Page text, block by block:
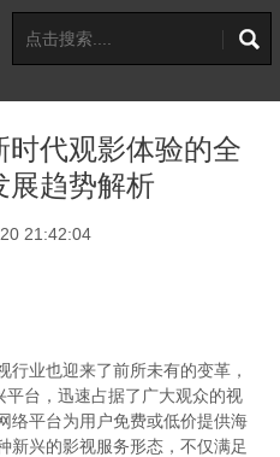
代观影体验的全
展趋势解析
21:42:04
行业也迎来了前所未有的变革，
平台，迅速占据了广大观众的视
络平台为用户免费或低价提供海
新兴的影视服务形态，不仅满足